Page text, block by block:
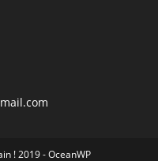
! 2019 - OceanWP